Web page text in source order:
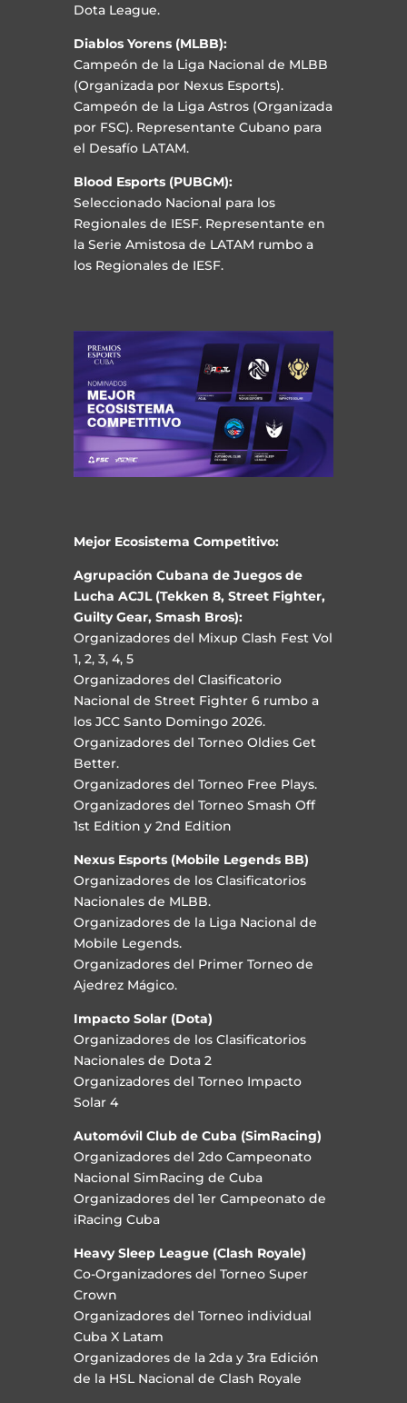
Dota League.
Diablos Yorens (MLBB):
Campeón de la Liga Nacional de MLBB
(Organizada por Nexus Esports).
Campeón de la Liga Astros (Organizada
por FSC). Representante Cubano para
el Desafío LATAM.
Blood Esports (PUBGM):
Seleccionado Nacional para los
Regionales de IESF. Representante en
la Serie Amistosa de LATAM rumbo a
los Regionales de IESF.
Mejor Ecosistema Competitivo:
Agrupación Cubana de Juegos de
Lucha ACJL (Tekken 8, Street Fighter,
Guilty Gear, Smash Bros):
Organizadores del Mixup Clash Fest Vol
1, 2, 3, 4, 5
Organizadores del Clasificatorio
Nacional de Street Fighter 6 rumbo a
los JCC Santo Domingo 2026.
Organizadores del Torneo Oldies Get
Better.
Organizadores del Torneo Free Plays.
Organizadores del Torneo Smash Off
1st Edition y 2nd Edition
Nexus Esports (Mobile Legends BB)
Organizadores de los Clasificatorios
Nacionales de MLBB.
Organizadores de la Liga Nacional de
Mobile Legends.
Organizadores del Primer Torneo de
Ajedrez Mágico.
Impacto Solar (Dota)
Organizadores de los Clasificatorios
Nacionales de Dota 2
Organizadores del Torneo Impacto
Solar 4
Automóvil Club de Cuba (SimRacing)
Organizadores del 2do Campeonato
Nacional SimRacing de Cuba
Organizadores del 1er Campeonato de
iRacing Cuba
Heavy Sleep League (Clash Royale)
Co-Organizadores del Torneo Super
Crown
Organizadores del Torneo individual
Cuba XLatam
Organizadores de la 2da y 3ra Edición
de la HSL Nacional de Clash Royale